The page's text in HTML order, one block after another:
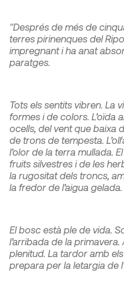
"Després de més de
terres pirinenques del
impregnant i ha anat
paratges.
Tots els sentits vibren. La
formes i de colors. L’oïda
ocells, del vent que baixa
de trons de tempesta.
l’olor de la terra mullada.
fruits silvestres i de les
la rugositat dels troncs,
la fredor de l’aigua gelada.
El bosc està ple de vida.
l’arribada de la primavera.
plenitud. La tardor amb
prepara per la letargia de